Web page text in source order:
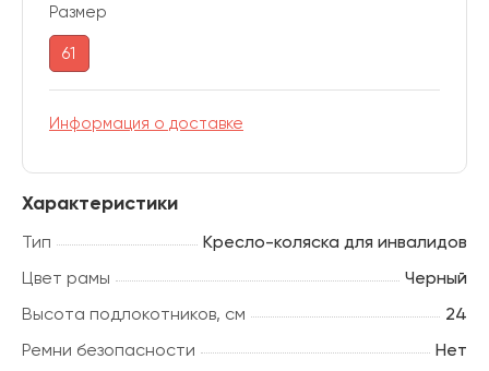
Характеристики
Тип
Кресло-коляска для инвалидов
Цвет рамы
Черный
Высота подлокотников, см
24
Ремни безопасности
Нет
Размер
61
Информация о доставке